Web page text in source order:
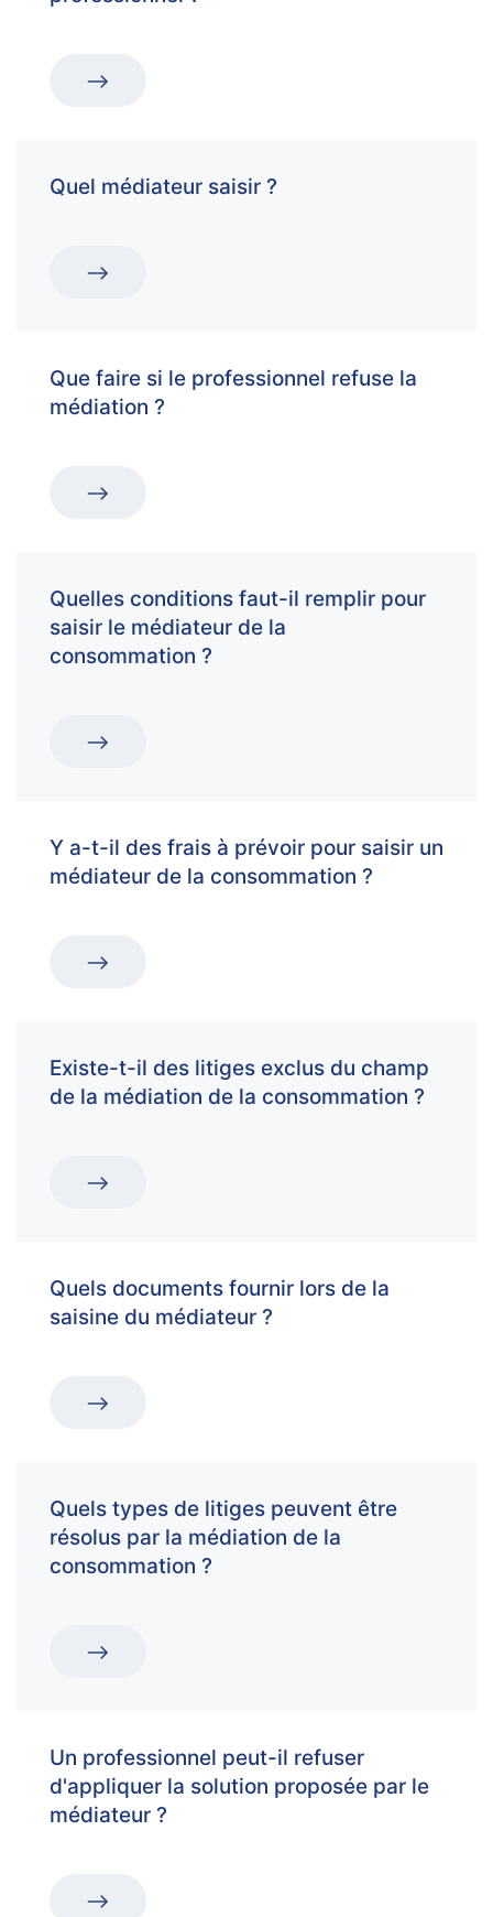
Quel médiateur saisir ?
Que faire si le professionnel refuse la
médiation ?
Quelles conditions faut-il remplir pour
saisir le médiateur de la
consommation ?
Y a-t-il des frais à prévoir pour saisir un
médiateur de la consommation ?
Existe-t-il des litiges exclus du champ
de la médiation de la consommation ?
Quels documents fournir lors de la
saisine du médiateur ?
Quels types de litiges peuvent être
résolus par la médiation de la
consommation ?
Un professionnel peut-il refuser
d'appliquer la solution proposée par le
médiateur ?